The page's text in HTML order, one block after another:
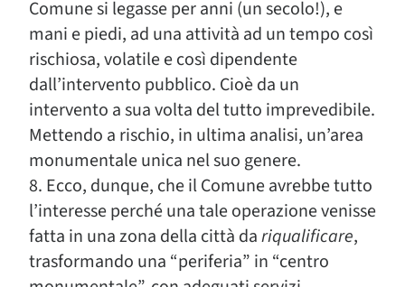
Comune si legasse per anni (un secolo!), e
mani e piedi, ad una attività ad un tempo così
rischiosa, volatile e così dipendente
dall’intervento pubblico. Cioè da un
intervento a sua volta del tutto imprevedibile.
Mettendo a rischio, in ultima analisi, un’area
monumentale unica nel suo genere.
8. Ecco, dunque, che il Comune avrebbe tutto
l’interesse perché una tale operazione venisse
fatta in una zona della città dariqualificare,
trasformando una “periferia” in “centro